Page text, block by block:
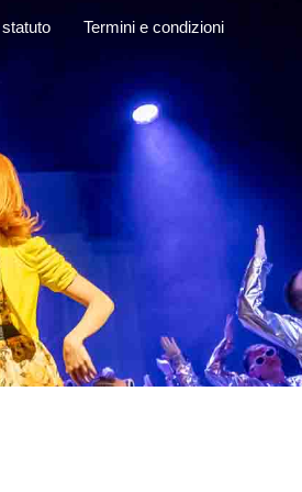
Termini e condizioni